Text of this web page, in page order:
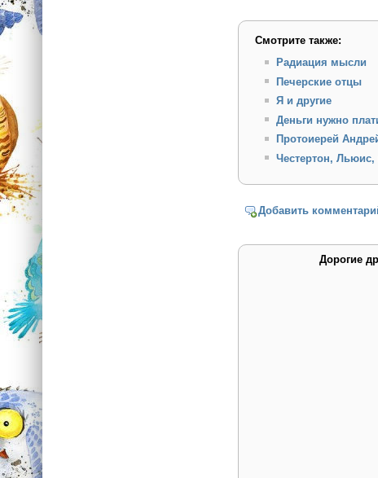
Смотрите также:
Радиация мысли
Печерские отцы
Я и другие
Деньги нужно
Протоиерей
Честертон, Льюис,
Добавить
Дорогие